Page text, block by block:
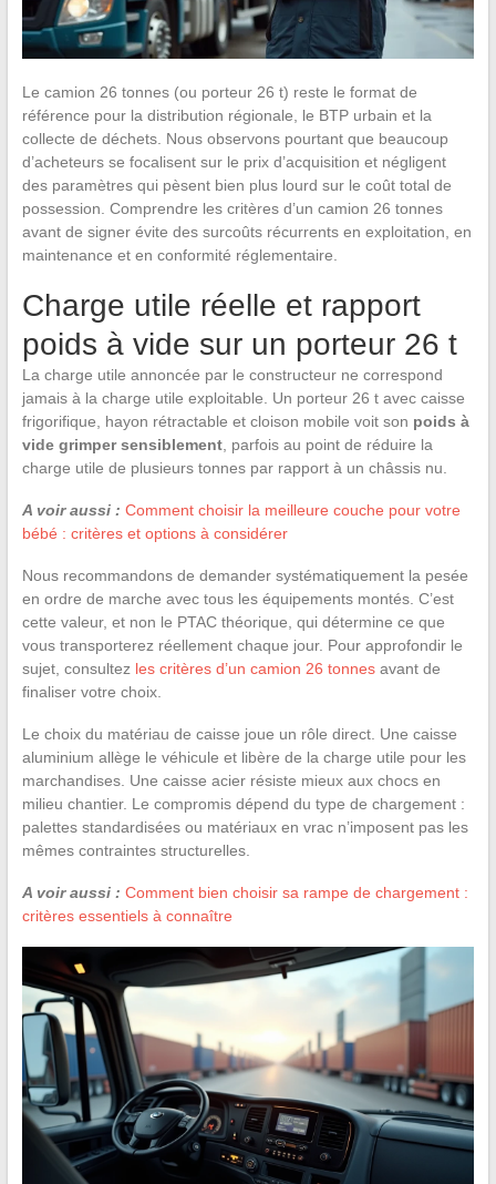
Le camion 26 tonnes (ou porteur 26 t) reste le format de
référence pour la distribution régionale, le BTP urbain et la
collecte de déchets. Nous observons pourtant que beaucoup
d’acheteurs se focalisent sur le prix d’acquisition et négligent
des paramètres qui pèsent bien plus lourd sur le coût total de
possession. Comprendre les critères d’un camion 26 tonnes
avant de signer évite des surcoûts récurrents en exploitation, en
maintenance et en conformité réglementaire.
Charge utile réelle et rapport
poids à vide sur un porteur 26 t
La charge utile annoncée par le constructeur ne correspond
jamais à la charge utile exploitable. Un porteur 26 t avec caisse
frigorifique, hayon rétractable et cloison mobile voit son poids à
vide grimper sensiblement, parfois au point de réduire la
charge utile de plusieurs tonnes par rapport à un châssis nu.
A voir aussi : Comment choisir la meilleure couche pour votre
bébé : critères et options à considérer
Nous recommandons de demander systématiquement la pesée
en ordre de marche avec tous les équipements montés. C’est
cette valeur, et non le PTAC théorique, qui détermine ce que
vous transporterez réellement chaque jour. Pour approfondir le
sujet, consultez les critères d’un camion 26 tonnesavant de
finaliser votre choix.
Le choix du matériau de caisse joue un rôle direct. Une caisse
aluminium allège le véhicule et libère de la charge utile pour les
marchandises. Une caisse acier résiste mieux aux chocs en
milieu chantier. Le compromis dépend du type de chargement :
palettes standardisées ou matériaux en vrac n’imposent pas les
mêmes contraintes structurelles.
A voir aussi : Comment bien choisir sa rampe de chargement :
critères essentiels à connaître